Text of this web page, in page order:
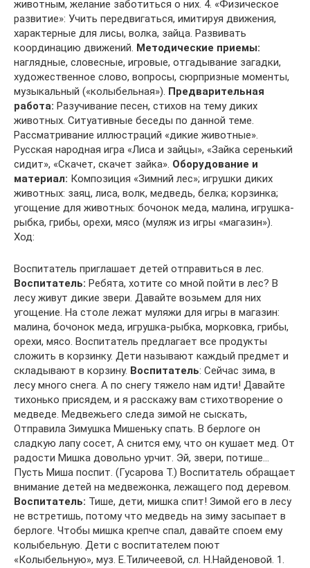
животным, желание заботиться о них. 4. «Физическое
развитие»: Учить передвигаться, имитируя движения,
характерные для лисы, волка, зайца. Развивать
координацию движений. Методические приемы:
наглядные, словесные, игровые, отгадывание загадки,
художественное слово, вопросы, сюрпризные моменты,
музыкальный («колыбельная»). Предварительная
работа: Разучивание песен, стихов на тему диких
животных. Ситуативные беседы по данной теме.
Рассматривание иллюстраций «дикие животные».
Русская народная игра «Лиса и зайцы», «Зайка серенький
сидит», «Скачет, скачет зайка». Оборудование и
материал: Композиция «Зимний лес»; игрушки диких
животных: заяц, лиса, волк, медведь, белка; корзинка;
угощение для животных: бочонок меда, малина, игрушка-
рыбка, грибы, орехи, мясо (муляж из игры «магазин»).
Ход:
Воспитатель приглашает детей отправиться в лес.
Воспитатель: Ребята, хотите со мной пойти в лес? В
лесу живут дикие звери. Давайте возьмем для них
угощение. На столе лежат муляжи для игры в магазин:
малина, бочонок меда, игрушка-рыбка, морковка, грибы,
орехи, мясо. Воспитатель предлагает все продукты
сложить в корзинку. Дети называют каждый предмет и
складывают в корзину. Воспитатель: Сейчас зима, в
лесу много снега. А по снегу тяжело нам идти! Давайте
тихонько присядем, и я расскажу вам стихотворение о
медведе. Медвежьего следа зимой не сыскать,
Отправила Зимушка Мишеньку спать. В берлоге он
сладкую лапу сосет, А снится ему, что он кушает мед. От
радости Мишка довольно урчит. Эй, звери, потише…
Пусть Миша поспит. (Гусарова Т.) Воспитатель обращает
внимание детей на медвежонка, лежащего под деревом.
Воспитатель: Тише, дети, мишка спит! Зимой его в лесу
не встретишь, потому что медведь на зиму засыпает в
берлоге. Чтобы мишка крепче спал, давайте споем ему
колыбельную. Дети с воспитателем поют
«Колыбельную», муз. Е.Тиличеевой, сл. Н.Найденовой. 1.